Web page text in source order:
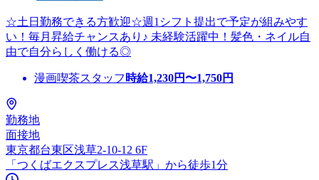
☆土日勤務できる方歓迎☆週1シフト提出で予定が組みやす
い！毎月昇給チャンスあり♪ 未経験活躍中！髪色・ネイル自
由で自分らしく働ける◎
漫画喫茶スタッフ 時給1,230円〜1,750円
勤務地
面接地
東京都台東区浅草2-10-12 6F
「つくばエクスプレス浅草駅」から徒歩1分